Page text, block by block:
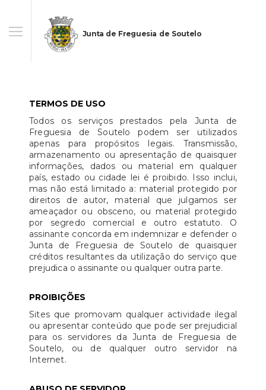
Junta de Freguesia de Soutelo
TERMOS DE USO
Todos os serviços prestados pela Junta de
Freguesia de Soutelo podem ser utilizados
apenas para propósitos legais. Transmissão,
armazenamento ou apresentação de quaisquer
informações, dados ou material em qualquer
país, estado ou cidade lei é proibido. Isso inclui,
mas não está limitado a: material protegido por
direitos de autor, material que julgamos ser
ameaçador ou obsceno, ou material protegido
por segredo comercial e outro estatuto. O
assinante concorda em indemnizar e defender o
Junta de Freguesia de Soutelo de quaisquer
créditos resultantes da utilização do serviço que
prejudica o assinante ou qualquer outra parte.
PROIBIÇÕES
Sites que promovam qualquer actividade ilegal
ou apresentar conteúdo que pode ser prejudicial
para os servidores da Junta de Freguesia de
Soutelo, ou de qualquer outro servidor na
Internet.